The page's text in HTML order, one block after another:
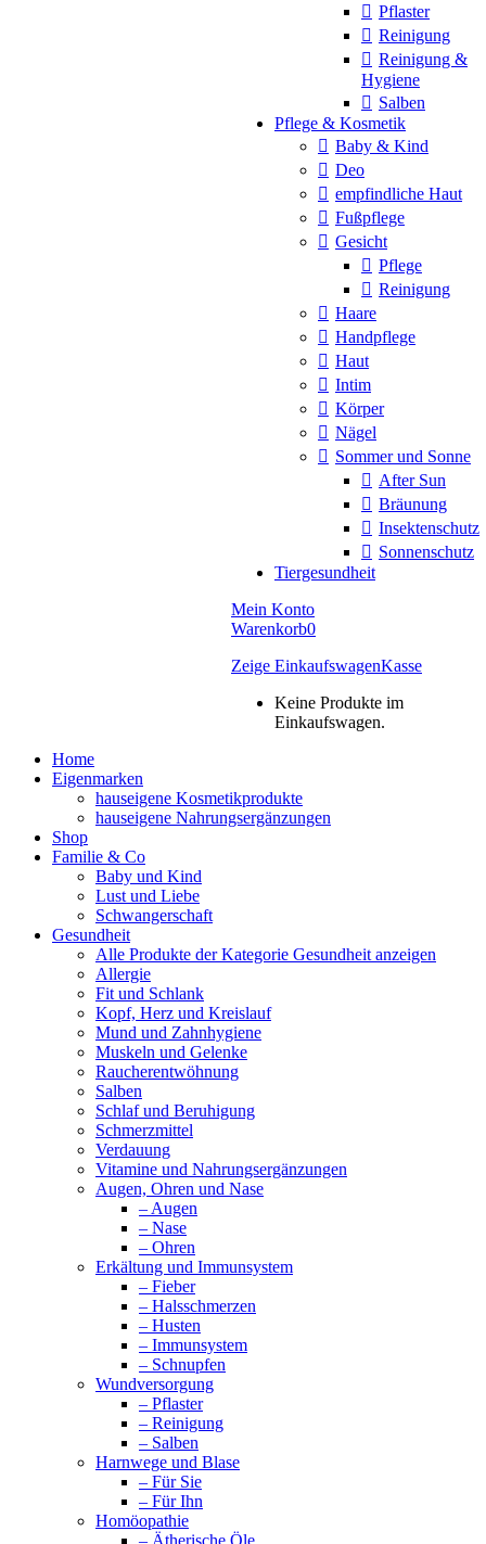
Pflaster
Reinigung
Reinigung &
Hygiene
Salben
Pflege & Kosmetik
Baby & Kind
Deo
empfindliche Haut
Fußpflege
Gesicht
Pflege
Reinigung
Haare
Handpflege
Haut
Intim
Körper
Nägel
Sommer und Sonne
After Sun
Bräunung
Insektenschutz
Sonnenschutz
Tiergesundheit
Mein Konto
Warenkorb0
Zeige EinkaufswagenKasse
Keine Produkte im
Einkaufswagen.
Home
Eigenmarken
hauseigene Kosmetikprodukte
hauseigene Nahrungsergänzungen
Shop
Familie & Co
Baby und Kind
Lust und Liebe
Schwangerschaft
Gesundheit
Alle Produkte der Kategorie Gesundheit anzeigen
Allergie
Fit und Schlank
Kopf, Herz und Kreislauf
Mund und Zahnhygiene
Muskeln und Gelenke
Raucherentwöhnung
Salben
Schlaf und Beruhigung
Schmerzmittel
Verdauung
Vitamine und Nahrungsergänzungen
Augen, Ohren und Nase
– Augen
– Nase
– Ohren
Erkältung und Immunsystem
– Fieber
– Halsschmerzen
– Husten
– Immunsystem
– Schnupfen
Wundversorgung
– Pflaster
– Reinigung
– Salben
Harnwege und Blase
– Für Sie
– Für Ihn
Homöopathie
– Ätherische Öle